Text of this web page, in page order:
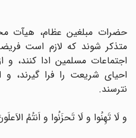
حضرات مبلغین عظام، هیآت
متذکر شوند که لازم است
اجتماعات مسلمین ادا کنند، و
احیای شریعت را فرا گیرند،
نترسند.
و لَا تَهِنُوا و لَا تَحزَنُوا و اَنتُمُ